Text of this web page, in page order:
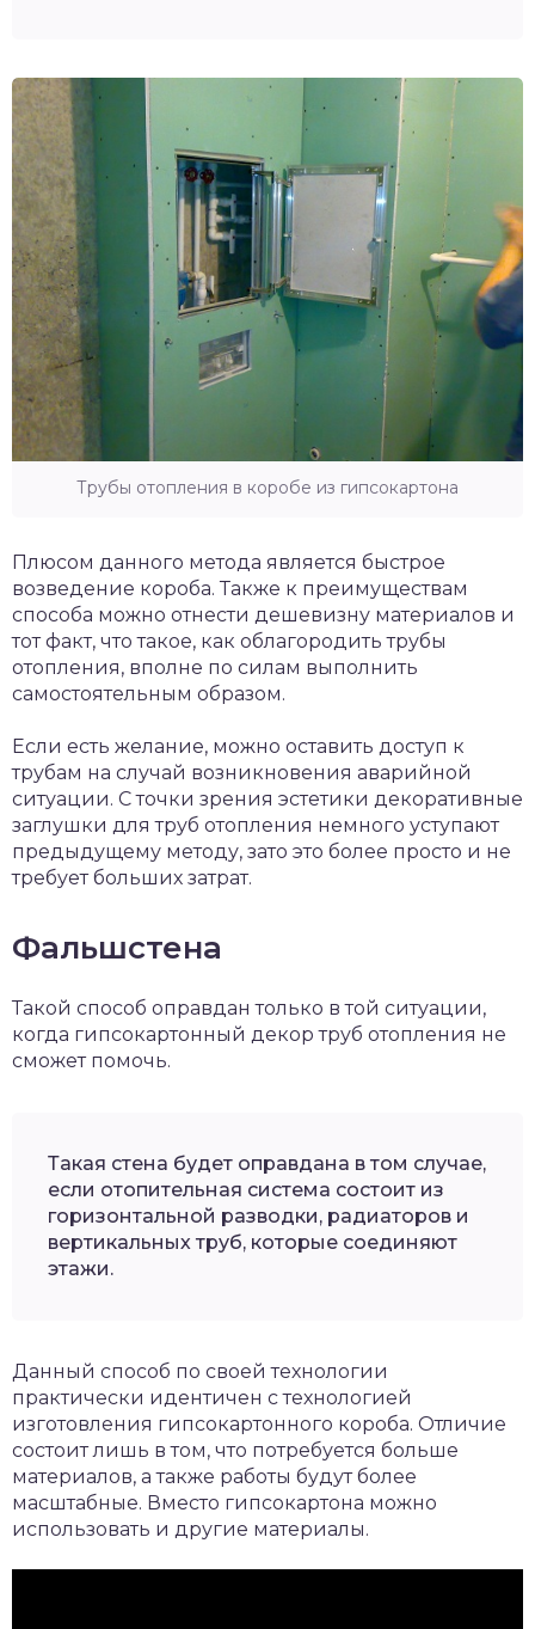
Трубы отопления в коробе из гипсокартона
Плюсом данного метода является быстрое
возведение короба. Также к преимуществам
способа можно отнести дешевизну материалов и
тот факт, что такое, как облагородить трубы
отопления, вполне по силам выполнить
самостоятельным образом.
Если есть желание, можно оставить доступ к
трубам на случай возникновения аварийной
ситуации. С точки зрения эстетики декоративные
заглушки для труб отопления немного уступают
предыдущему методу, зато это более просто и не
требует больших затрат.
Фальшстена
Такой способ оправдан только в той ситуации,
когда гипсокартонный декор труб отопления не
сможет помочь.
Такая стена будет оправдана в том случае,
если отопительная система состоит из
горизонтальной разводки, радиаторов и
вертикальных труб, которые соединяют
этажи.
Данный способ по своей технологии
практически идентичен с технологией
изготовления гипсокартонного короба. Отличие
состоит лишь в том, что потребуется больше
материалов, а также работы будут более
масштабные. Вместо гипсокартона можно
использовать и другие материалы.